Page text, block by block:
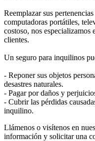
Reemplazar sus
computadoras portátiles,
costoso, nos especializamos
clientes.
Un seguro para inquilinos
- Reponer sus objetos
desastres naturales.
- Pagar por daños y
- Cubrir las pérdidas
inquilino.
Llámenos o visítenos en
información y solicitar una